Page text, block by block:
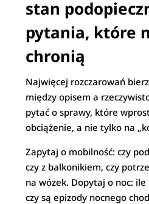
stan
pytania, które
chronią
Najwięcej rozczarowań
między opisem a
pytać o sprawy, które
obciążenie, a nie tylko na
Zapytaj o mobilność: czy
czy z balkonikiem, czy
na wózek. Dopytaj o noc:
czy są epizody nocnego